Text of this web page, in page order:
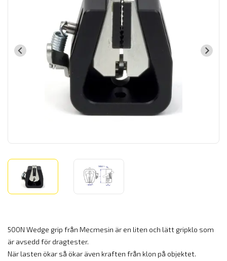
500N Wedge grip från Mecmesin är en liten och lätt gripklo som
är avsedd för dragtester.
När lasten ökar så ökar även kraften från klon på objektet.